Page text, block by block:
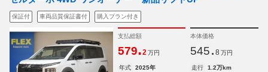
保証付 車両品質保証書付 購入プラン付き
支払総額
579.2 万円
本体価格
545. 8 万円
年式 2025年 走行
1.2万km